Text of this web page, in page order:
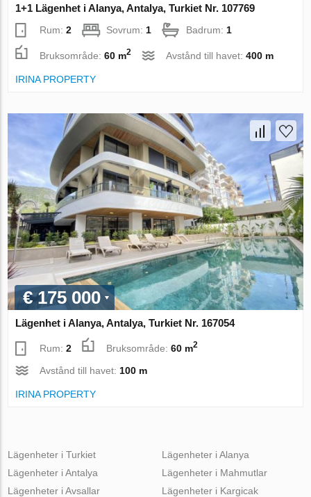
1+1 Lägenhet i Alanya, Antalya, Turkiet Nr. 107769
Rum:2 Sovrum: 1 Badrum: 1
Bruksområde:60 m2 Avstånd till havet:400 m
IRINA PROPERTY
€ 175 000
Lägenhet i Alanya, Antalya, Turkiet Nr. 167054
Rum:2 Bruksområde:60 m2
Avstånd till havet: 100 m
IRINA PROPERTY
Lägenheter i Turkiet
Lägenheter i Antalya
Lägenheter i Avsallar
Lägenheter i Alanya
Lägenheter i Mahmutlar
Lägenheter i Kargicak